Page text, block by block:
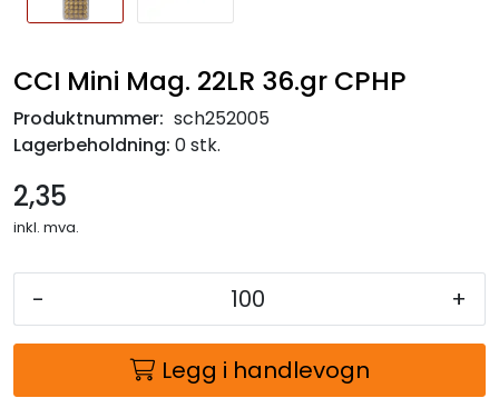
CCI Mini Mag. 22LR 36.gr CPHP
Produktnummer: sch252005
Lagerbeholdning: 0 stk.
2,35
inkl. mva.
- +
Legg i handlevogn